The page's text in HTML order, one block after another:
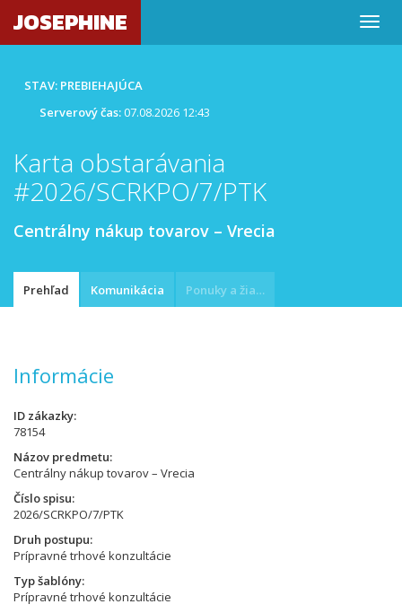
JOSEPHINE
STAV: PREBIEHAJÚCA
Serverový čas:07.08.2026 12:43
Karta obstarávania
#2026/SCRKPO/7/PTK
Centrálny nákup tovarov – Vrecia
Prehľad Komunikácia Ponuky a žiadosti
Informácie
ID zákazky
78154
Názov predmetu
Centrálny nákup tovarov – Vrecia
Číslo spisu
2026/SCRKPO/7/PTK
Druh postupu
Prípravné trhové konzultácie
Typ šablóny
Prípravné trhové konzultácie